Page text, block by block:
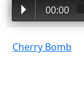
00:00
Cherry Bomb